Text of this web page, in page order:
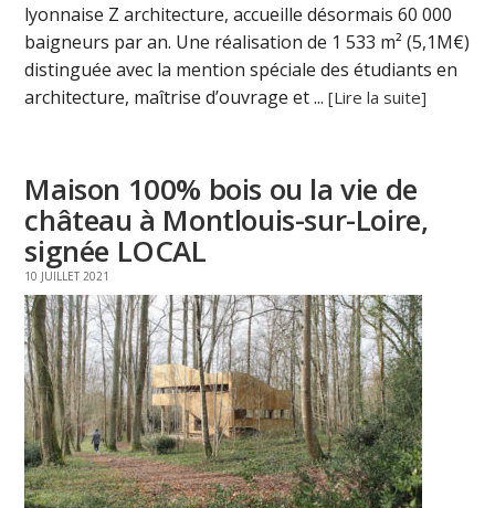
lyonnaise Z architecture, accueille désormais 60 000
baigneurs par an. Une réalisation de 1 533 m² (5,1M€)
distinguée avec la mention spéciale des étudiants en
architecture, maîtrise d’ouvrage et ...[Lire la suite]
Maison 100% bois ou la vie de
château à Montlouis-sur-Loire,
signée LOCAL
10 JUILLET 2021